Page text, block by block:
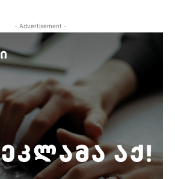
- Advertisement -